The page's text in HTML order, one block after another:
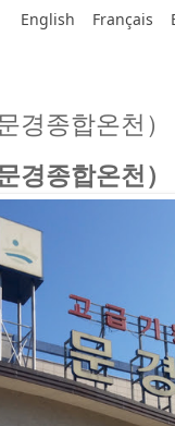
English Français
경종합온천）
경종합온천）